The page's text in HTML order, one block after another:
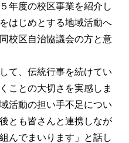
年度の校区事業を紹介し
はじめとする地域活動へ
校区自治協議会の方と意
て、伝統行事を続けてい
ことの大切さを実感しま
活動の担い手不足につい
とも皆さんと連携しなが
んでまいります」と話し